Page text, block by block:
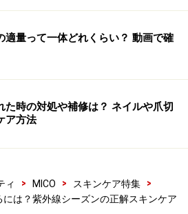
適量って一体どれくらい？ 動画で確
た時の対処や補修は？ ネイルや爪切
ア方法
ィ > MICO > スキンケア特集
>
には？紫外線シーズンの正解スキンケア